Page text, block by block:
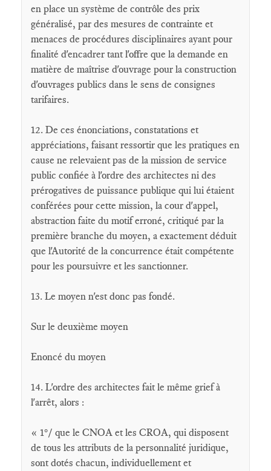
en place un système de contrôle des prix
généralisé, par des mesures de contrainte et
menaces de procédures disciplinaires ayant pour
finalité d'encadrer tant l'offre que la demande en
matière de maîtrise d'ouvrage pour la construction
d'ouvrages publics dans le sens de consignes
tarifaires.
12. De ces énonciations, constatations et
appréciations, faisant ressortir que les pratiques en
cause ne relevaient pas de la mission de service
public confiée à l'ordre des architectes ni des
prérogatives de puissance publique qui lui étaient
conférées pour cette mission, la cour d'appel,
abstraction faite du motif erroné, critiqué par la
première branche du moyen, a exactement déduit
que l'Autorité de la concurrence était compétente
pour les poursuivre et les sanctionner.
13. Le moyen n'est donc pas fondé.
Sur le deuxième moyen
Enoncé du moyen
14. L'ordre des architectes fait le même grief à
l'arrêt, alors :
« 1°/ que le CNOA et les CROA, qui disposent
de tous les attributs de la personnalité juridique,
sont dotés chacun, individuellement et